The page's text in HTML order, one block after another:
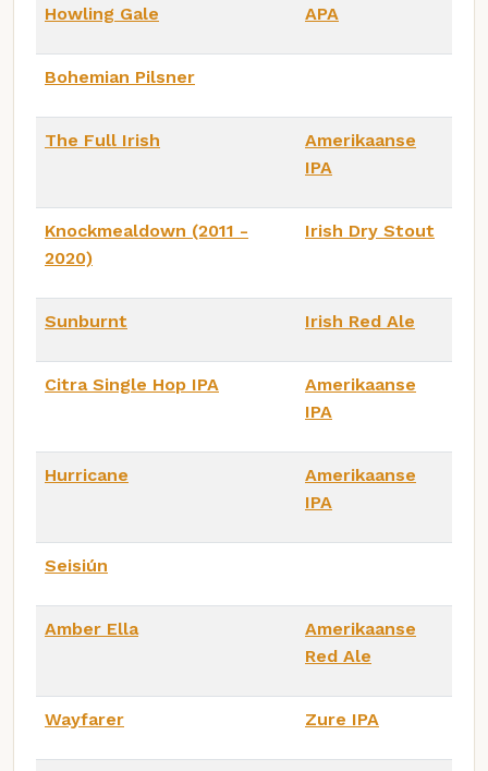
Howling Gale APA
Bohemian Pilsner
The Full Irish
Amerikaanse
IPA
Knockmealdown (2011 -
2020)
Irish Dry Stout
Sunburnt Irish Red Ale
Citra Single Hop IPA
Amerikaanse
IPA
Hurricane
Amerikaanse
IPA
Seisiún
Amber Ella
Amerikaanse
Red Ale
Wayfarer Zure IPA